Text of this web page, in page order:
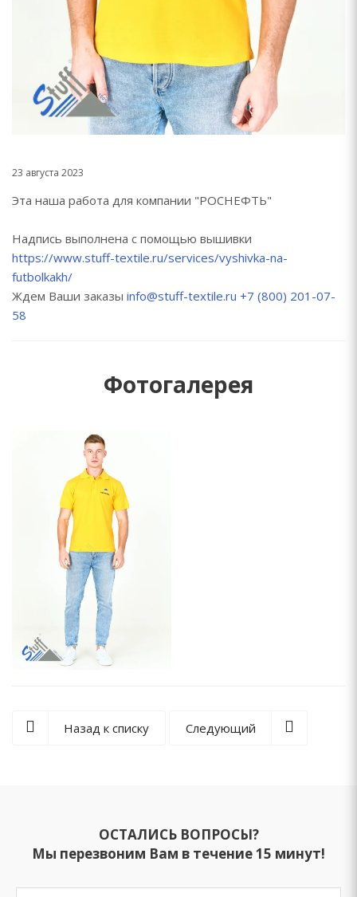
23 августа 2023
Эта наша работа для компании "РОСНЕФТЬ"
Надпись выполнена с помощью вышивки
https://www.stuff-textile.ru/services/vyshivka-na-
futbolkakh/
Ждем Ваши заказы info@stuff-textile.ru +7 (800) 201-07-
58
Фотогалерея
Назад к списку Следующий
ОСТАЛИСЬ ВОПРОСЫ?
Мы перезвоним Вам в течение 15 минут!